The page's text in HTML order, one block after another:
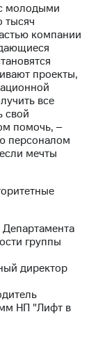
молодыми
тысяч
компании
проекты,
все
свой
помочь, –
персоналом
мечты
группы
директор
НП "Лифт в